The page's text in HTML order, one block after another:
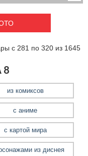
мир
и космос
с 281 по 320 из 1645
8
из комиксов
с аниме
с картой мира
из диснея